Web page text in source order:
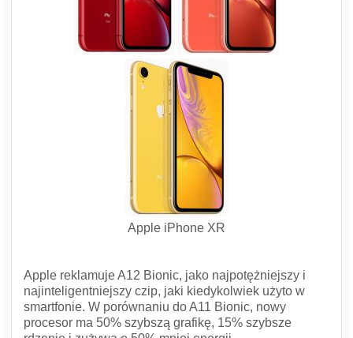
Apple iPhone XR
Apple reklamuje A12 Bionic, jako najpotężniejszy i
najinteligentniejszy czip, jaki kiedykolwiek użyto w
smartfonie. W porównaniu do A11 Bionic, nowy
procesor ma 50% szybszą grafikę, 15% szybsze